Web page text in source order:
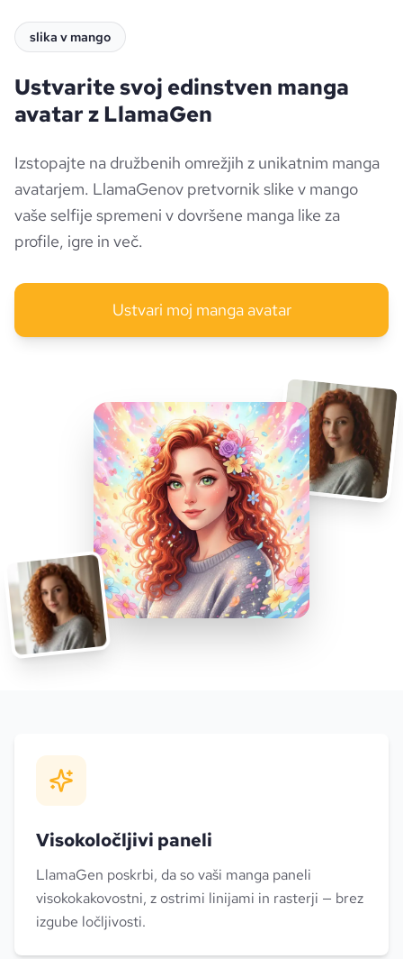
slika v mango
Ustvarite svoj edinstven manga
avatar z LlamaGen
Izstopajte na družbenih omrežjih z unikatnim manga
avatarjem. LlamaGenov pretvornik slike v mango
vaše selfije spremeni v dovršene manga like za
profile, igre in več.
Ustvari moj manga avatar
Visokoločljivi paneli
LlamaGen poskrbi, da so vaši manga paneli
visokokakovostni, z ostrimi linijami in rasterji — brez
izgube ločljivosti.